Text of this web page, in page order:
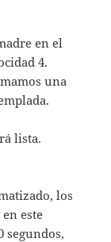
en el
4.
una
lista.
los
este
segundos,